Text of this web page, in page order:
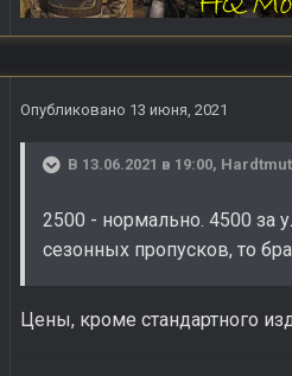
Опубликовано 13 июня, 2021
В 13.06.2021 в 19:00,
2500 - нормально. 4500 за
сезонных пропусков, то
Цены, кроме стандартного